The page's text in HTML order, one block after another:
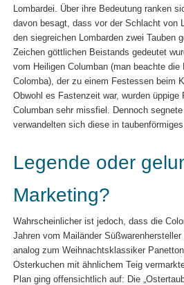
Lombardei. Über ihre Bedeutung ranken
davon besagt, dass vor der Schlacht von
den siegreichen Lombarden zwei Tauben
Zeichen göttlichen Beistands gedeutet
vom Heiligen Columban (man beachte
Colomba), der zu einem Festessen beim
Obwohl es Fastenzeit war, wurden
Columban sehr missfiel. Dennoch
verwandelten sich diese in
Legende oder
Marketing?
Wahrscheinlicher ist jedoch, dass die
Jahren vom Mailänder
analog zum Weihnachtsklassiker
Osterkuchen mit ähnlichem Teig
Plan ging offensichtlich auf: Die